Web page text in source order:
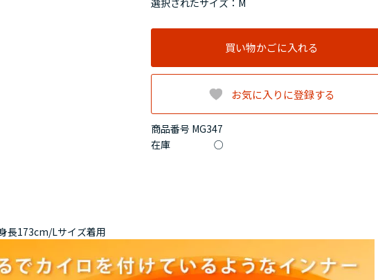
商品番号 MG347
在庫 ○
買い物かごに入れる
お気に入りに登録する
長173cm/Lサイズ着用